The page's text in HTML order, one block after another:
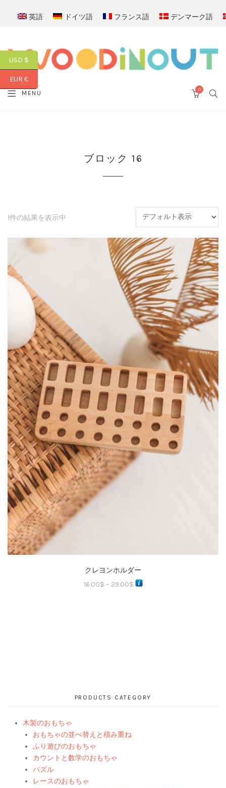
英語 ドイツ語 フランス語 デンマーク語
MENU 0
ブロック 16
1件の結果を表示中
クレヨンホルダー
16.00$ – 29.00$
PRODUCTS CATEGORY
木製のおもちゃ
おもちゃの並べ替えと積み重ね
ふり遊びのおもちゃ
カウントと数学のおもちゃ
パズル
レースのおもちゃ
USD $
EUR €